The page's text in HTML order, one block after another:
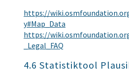
https://
y#Map_Data
https://
_Legal_FAQ
4.6 Statistiktool